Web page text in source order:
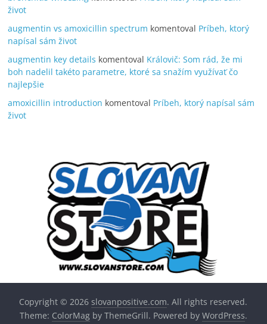
život
augmentin vs amoxicillin spectrum komentoval Príbeh, ktorý
napísal sám život
augmentin key details komentoval Královič: Som rád, že mi
boh nadelil takéto parametre, ktoré sa snažím využívať čo
najlepšie
amoxicillin introduction komentoval Príbeh, ktorý napísal sám
život
Copyright © 2026slovanpositive.com. All rights reserved.
Theme: ColorMagby ThemeGrill. Powered by WordPress.